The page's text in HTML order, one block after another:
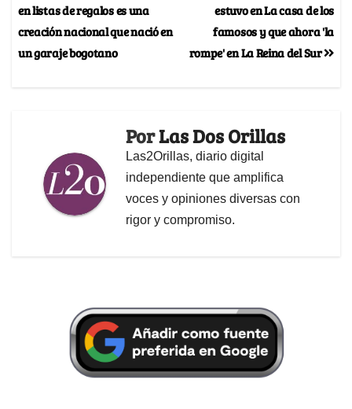
estuvo en La casa de los
famosos y que ahora 'la
rompe' en La Reina del Sur
en listas de regalos es una
creación nacional que nació en
un garaje bogotano
PorLas Dos Orillas
Las2Orillas, diario digital
independiente que amplifica
voces y opiniones diversas con
rigor y compromiso.